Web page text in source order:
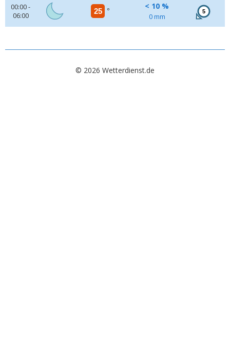
00:00 -
06:00
25 °
< 10 %
0 mm
5
© 2026 Wetterdienst.de